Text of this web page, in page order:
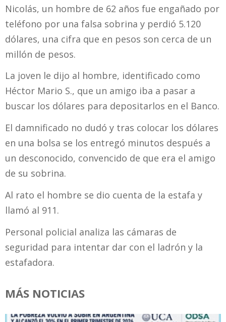
Nicolás, un hombre de 62 años fue engañado por
teléfono por una falsa sobrina y perdió 5.120
dólares, una cifra que en pesos son cerca de un
millón de pesos.
La joven le dijo al hombre, identificado como
Héctor Mario S., que un amigo iba a pasar a
buscar los dólares para depositarlos en el Banco.
El damnificado no dudó y tras colocar los dólares
en una bolsa se los entregó minutos después a
un desconocido, convencido de que era el amigo
de su sobrina.
Al rato el hombre se dio cuenta de la estafa y
llamó al 911.
Personal policial analiza las cámaras de
seguridad para intentar dar con el ladrón y la
estafadora.
MÁS NOTICIAS